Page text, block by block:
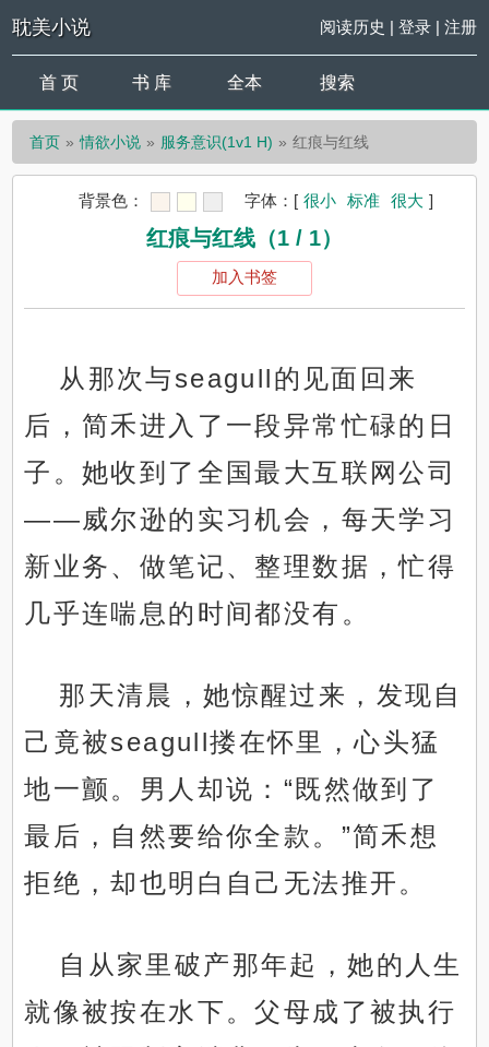
耽美小说 阅读历史 | 登录| 注册
首 页 书 库 全本 搜索
首页 情欲小说 服务意识(1v1 H) 红痕与红线
背景色： 字体： [ 很小 标准 很大 ]
红痕与红线（1 / 1）
加入书签
从那次与seagull的见面回来
后，简禾进入了一段异常忙碌的日
子。她收到了全国最大互联网公司
——威尔逊的实习机会，每天学习
新业务、做笔记、整理数据，忙得
几乎连喘息的时间都没有。
那天清晨，她惊醒过来，发现自
己竟被seagull搂在怀里，心头猛
地一颤。男人却说：“既然做到了
最后，自然要给你全款。”简禾想
拒绝，却也明白自己无法推开。
自从家里破产那年起，她的人生
就像被按在水下。父母成了被执行